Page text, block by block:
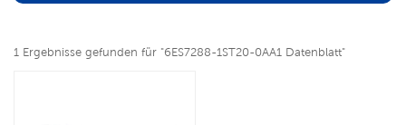
1 Ergebnisse gefunden für "6ES7288-1ST20-0AA1 Datenblatt"